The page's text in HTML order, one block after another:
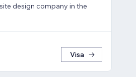
design company in the
Visa